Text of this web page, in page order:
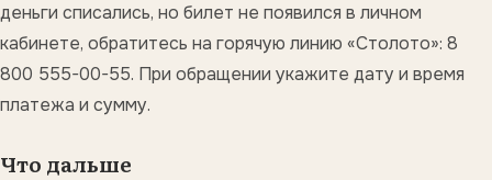
деньги списались, но билет не появился в личном
кабинете, обратитесь на горячую линию «Столото»: 8
800 555-00-55. При обращении укажите дату и время
платежа и сумму.
Что дальше